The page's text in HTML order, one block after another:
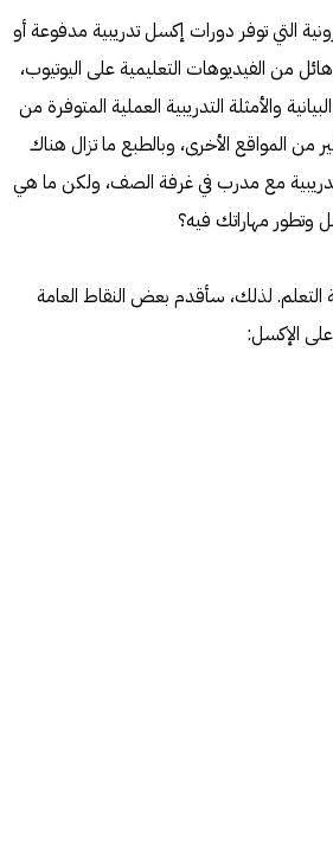
التي توفر دورات إكسل تدريبية مدفوعة أو
من الفيديوهات التعليمية على اليوتيوب،
والأمثلة التدريبية العملية المتوفرة من
المواقع الأخرى، وبالطبع ما تزال هناك
مع مدرب في غرفة الصف، ولكن ما هي
وتطور مهاراتك فيه؟
لذلك، سأقدم بعض النقاط العامة
الإكسل: